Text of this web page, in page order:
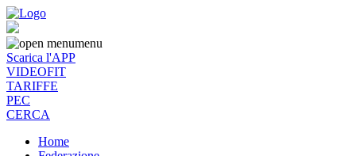
menu
Scarica l'APP
VIDEOFIT
TARIFFE
PEC
CERCA
Home